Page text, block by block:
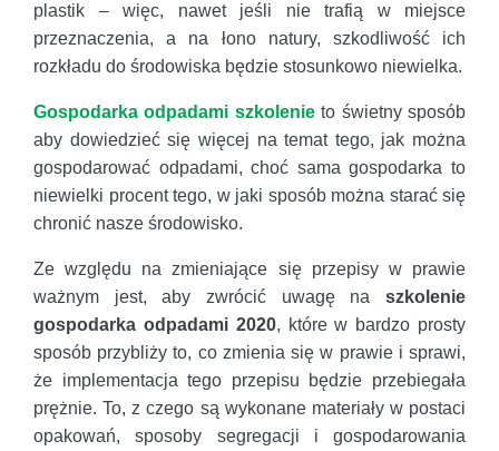
plastik – więc, nawet jeśli nie trafią w miejsce
przeznaczenia, a na łono natury, szkodliwość ich
rozkładu do środowiska będzie stosunkowo niewielka.
Gospodarka odpadami szkolenieto świetny sposób
aby dowiedzieć się więcej na temat tego, jak można
gospodarować odpadami, choć sama gospodarka to
niewielki procent tego, w jaki sposób można starać się
chronić nasze środowisko.
Ze względu na zmieniające się przepisy w prawie
ważnym jest, aby zwrócić uwagę na szkolenie
gospodarka odpadami 2020, które w bardzo prosty
sposób przybliży to, co zmienia się w prawie i sprawi,
że implementacja tego przepisu będzie przebiegała
prężnie. To, z czego są wykonane materiały w postaci
opakowań, sposoby segregacji i gospodarowania